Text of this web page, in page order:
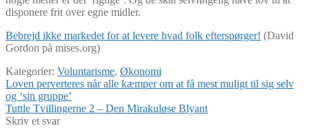
disponere frit over egne midler.
Bebrejd ikke markedet for at levere hvad folk efterspørger! (David
Gordon på mises.org)
Kategorier: Voluntarisme, Økonomi
Indlægsnavigation
Forrige
indlæg:
Loven perverteres når alle kæmper om at få mest muligt til sig selv
og ‘sin gruppe’
Næste
indlæg:
Tuttle Tvillingerne 2 – Den Mirakuløse Blyant
Skriv et svar